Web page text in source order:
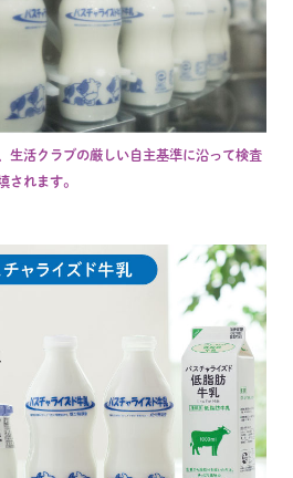
生活クラブの厳しい自主基準に沿って検査
されます。